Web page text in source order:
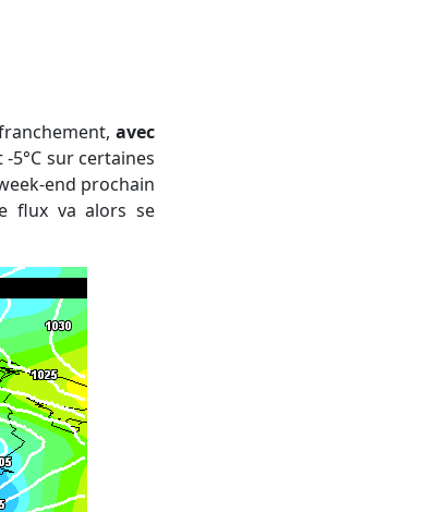
avec
5°C sur certaines
end prochain
flux va alors se